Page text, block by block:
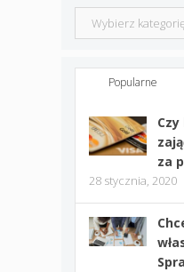
Kategorie
Popularne
za
28 stycznia, 2020